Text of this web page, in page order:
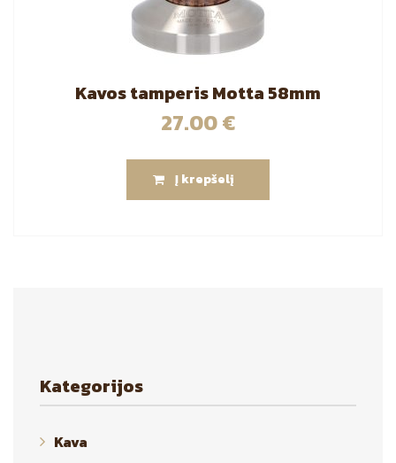
Kavos tamperis Motta 58mm
27.00€
Į krepšelį
Kategorijos
Kava